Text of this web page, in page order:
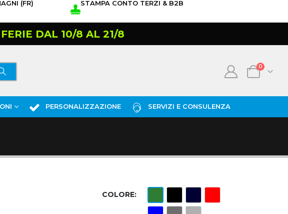
(FR) STAMPA CONTO TERZI & B2B
DAL 10/8 AL 21/8
0
PERSONALIZZAZIONE SERVIZI E CONSULENZA
COLORE